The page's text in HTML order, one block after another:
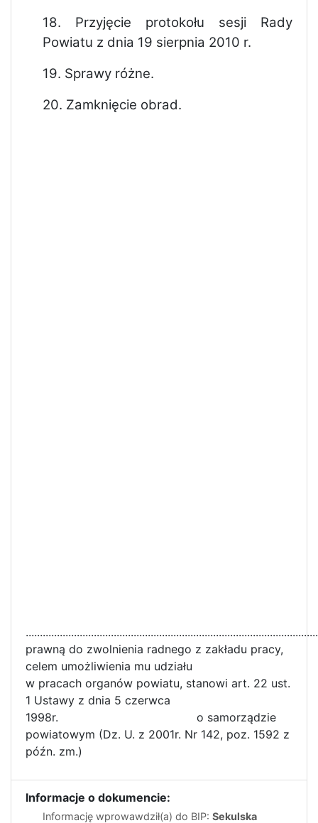
18. Przyjęcie protokołu sesji Rady
Powiatu z dnia 19 sierpnia 2010 r.
19. Sprawy różne.
20. Zamknięcie obrad.
prawną do zwolnienia radnego z zakładu pracy,
celem umożliwienia mu udziału
w pracach organów powiatu, stanowi art. 22 ust.
1 Ustawy z dnia 5 czerwca
1998r. o samorządzie
powiatowym (Dz. U. z 2001r. Nr 142, poz. 1592 z
późn. zm.)
Informacje o dokumencie:
Informację wprowawdził(a) do BIP: Sekulska